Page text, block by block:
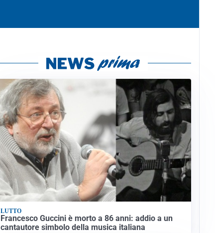
LUTTO
Francesco Guccini è morto a 86 anni: addio a un
cantautore simbolo della musica italiana